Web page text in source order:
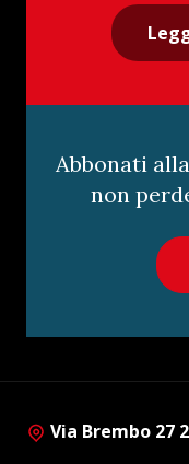
Abbonati
non
Via Brembo 27